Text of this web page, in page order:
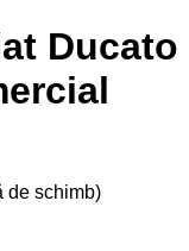
Ducato
de schimb)